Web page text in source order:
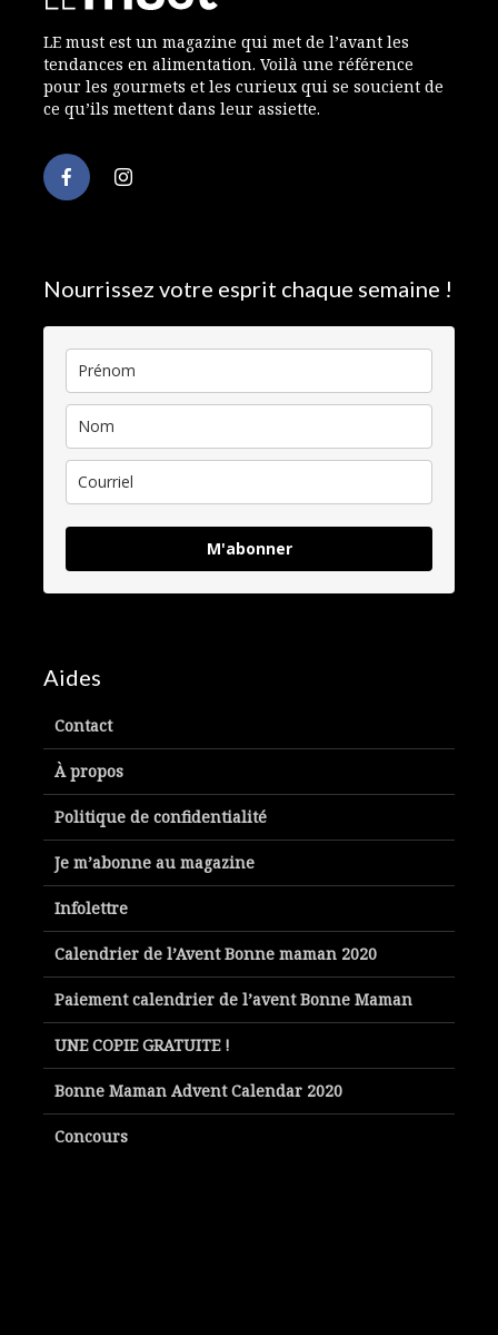
LE must est un magazine qui met de l’avant les
tendances en alimentation. Voilà une référence
pour les gourmets et les curieux qui se soucient de
ce qu’ils mettent dans leur assiette.
Nourrissez votre esprit chaque semaine !
M'abonner
Aides
Contact
À propos
Politique de confidentialité
Je m’abonne au magazine
Infolettre
Calendrier de l’Avent Bonne maman 2020
Paiement calendrier de l’avent Bonne Maman
UNE COPIE GRATUITE !
Bonne Maman Advent Calendar 2020
Concours